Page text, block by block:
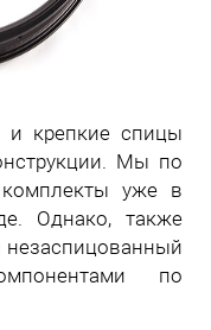
крепкие спицы
Мы по
уже в
Однако, также
незаспицованный
по